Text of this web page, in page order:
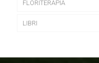
FLORITERAPIA
LIBRI